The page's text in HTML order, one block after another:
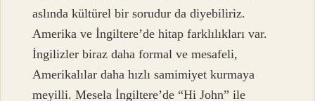
aslında kültürel bir sorudur da diyebiliriz.
Amerika ve İngiltere’de hitap farklılıkları var.
İngilizler biraz daha formal ve mesafeli,
Amerikalılar daha hızlı samimiyet kurmaya
meyilli. Mesela İngiltere’de “Hi John” ile